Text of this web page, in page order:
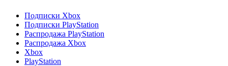
Подписки Xbox
Подписки PlayStation
Распродажа PlayStation
Распродажа Xbox
Xbox
PlayStation